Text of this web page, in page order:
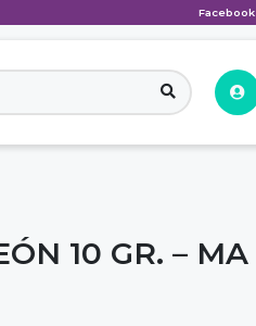
Facebook
10 GR. – MA